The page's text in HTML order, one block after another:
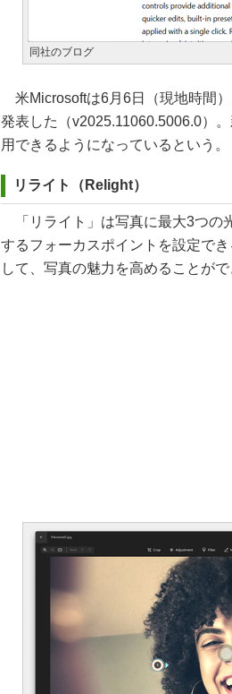
同社のブログ
米Microsoftは6月6日（現地時間
発表した（v2025.11060.5006.0）
用できるようになっているという。
リライト（Relight）
「リライト」は写真に最大3つの
するフォーカスポイントを設定で
して、写真の魅力を高めることがで